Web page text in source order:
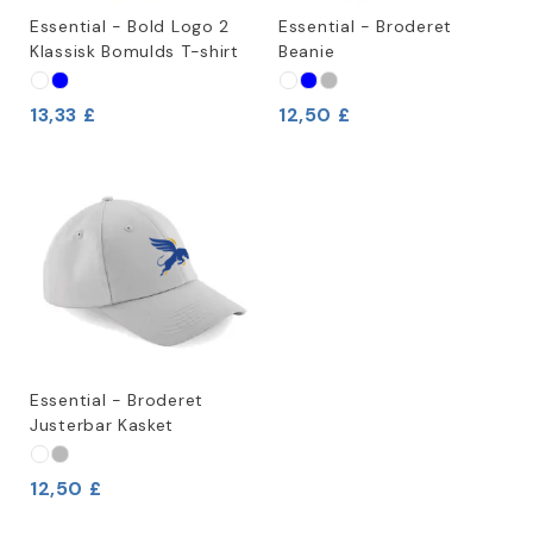
Essential - Bold Logo 2
Klassisk Bomulds T-shirt
13,33 £
Essential - Broderet
Beanie
12,50 £
Essential - Broderet
Justerbar Kasket
12,50 £